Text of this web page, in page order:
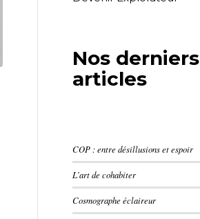
Nos derniers
articles
COP : entre désillusions et espoir
L’art de cohabiter
Cosmographe éclaireur